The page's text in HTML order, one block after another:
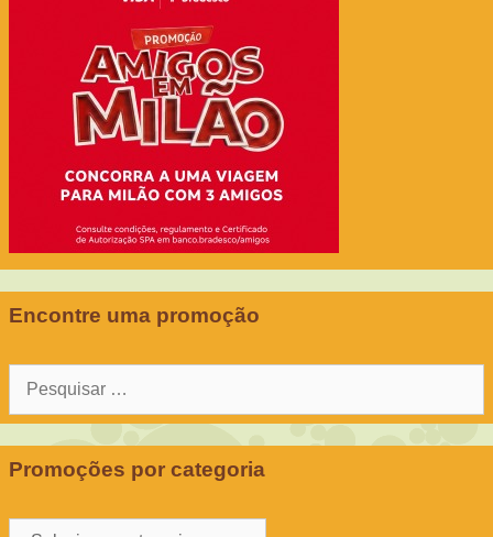
Encontre uma promoção
Pesquisar
Promoções por categoria
Promoções